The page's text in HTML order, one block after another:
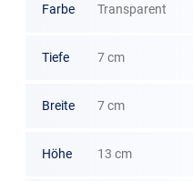
Farbe Transparent
Tiefe 7 cm
Breite 7 cm
Höhe 13 cm